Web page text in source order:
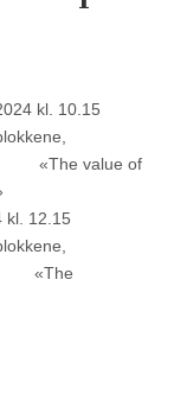
kl. 10.15
«The value of
12.15
«The